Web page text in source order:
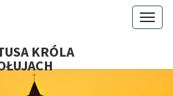
KRÓLA